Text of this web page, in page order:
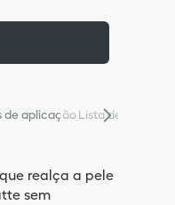
de aplicação Lista de
realça a pele
sem